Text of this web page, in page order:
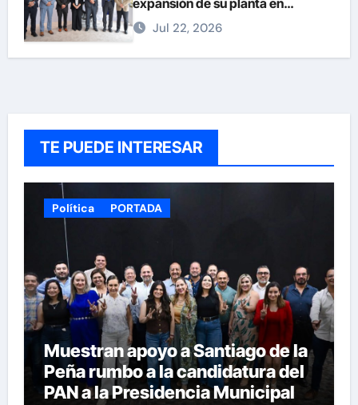
expansión de su planta en
Chihuahua
Jul 22, 2026
TE PUEDE INTERESAR
Política PORTADA
Muestran apoyo a Santiago de la
Peña rumbo a la candidatura del
PAN a la Presidencia Municipal